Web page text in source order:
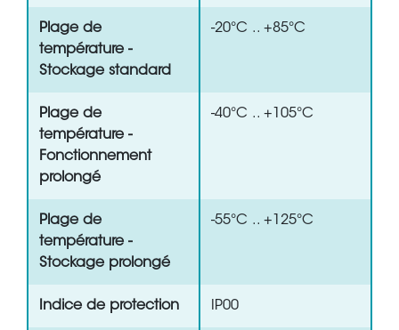
Plage de
température -
Stockage standard
-20°C .. +85°C
Plage de
température -
Fonctionnement
prolongé
-40°C .. +105°C
Plage de
température -
Stockage prolongé
-55°C .. +125°C
Indice de protection IP00